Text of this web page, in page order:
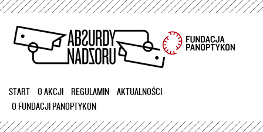
Przejdź
treści
START O AKCJI REGULAMIN
AKTUALNOŚCI
O FUNDACJI PANOPTYKON